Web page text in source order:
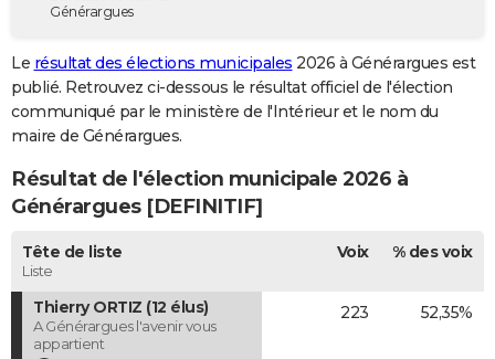
Destinations
City break
Voyage nature
Voyage de noces
Forum
GUIDES D'ACHAT
BONS PLANS
Carte de Noël
Carte Bonne année
Carte Saint-Valentin
Carte Pâques
Carte d'anniversaire
DICTIONNAIRE
Dictionnaire
Biographies
Citations
Expressions
Proverbes
PROGRAMME TV
COPAINS D'AVANT
S'inscrire
Se connecter
Lycées
Collèges
Primaires
Universités
Entreprises
Service militaire
Avis de recherche
AVIS DE DÉCÈS
Générargues
Le résultat des élections municipales 2026 à Générargues est
publié. Retrouvez ci-dessous le résultat officiel de l'élection
communiqué par le ministère de l'Intérieur et le nom du
maire de Générargues.
Résultat de l'élection municipale 2026 à
Générargues [DEFINITIF]
Tête de liste
Liste
Voix % des voix
Thierry ORTIZ (12 élus)
A Générargues l'avenir vous
appartient
223 52,35%